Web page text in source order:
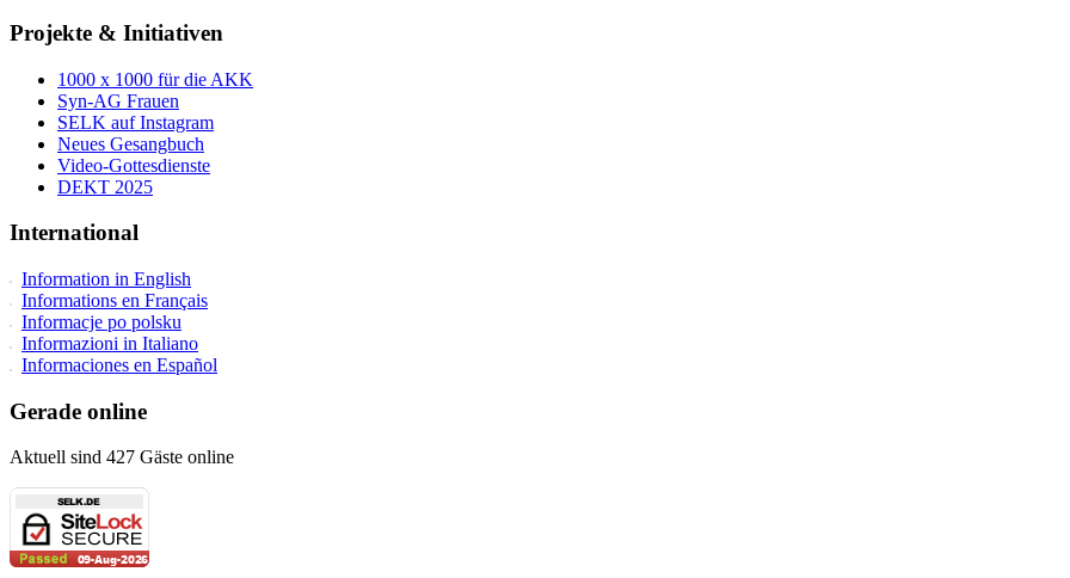
Projekte & Initiativen
1000 x 1000 für die AKK
Syn-AG Frauen
SELK auf Instagram
Neues Gesangbuch
Video-Gottesdienste
DEKT 2025
International
Information in English
Informations en Français
Informacje po polsku
Informazioni in Italiano
Informaciones en Español
Gerade online
Aktuell sind 427 Gäste online